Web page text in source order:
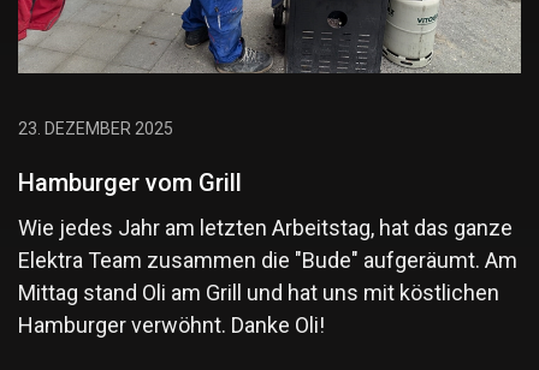
23. DEZEMBER 2025
Hamburger vom Grill
Wie jedes Jahr am letzten Arbeitstag, hat das ganze
Elektra Team zusammen die "Bude" aufgeräumt. Am
Mittag stand Oli am Grill und hat uns mit köstlichen
Hamburger verwöhnt. Danke Oli!